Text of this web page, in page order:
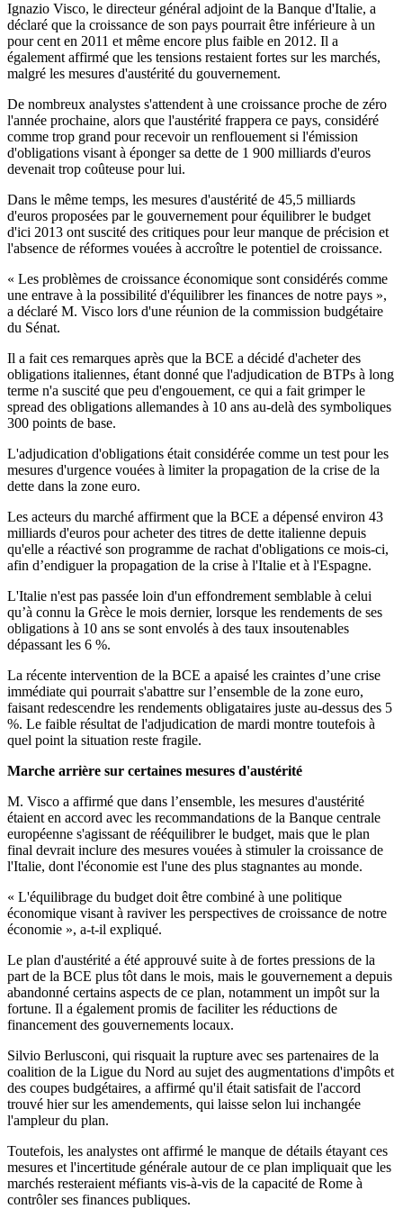
Ignazio Visco, le directeur général adjoint de la Banque d'Italie, a
déclaré que la croissance de son pays pourrait être inférieure à un
pour cent en 2011 et même encore plus faible en 2012. Il a
également affirmé que les tensions restaient fortes sur les marchés,
malgré les mesures d'austérité du gouvernement.
De nombreux analystes s'attendent à une croissance proche de zéro
l'année prochaine, alors que l'austérité frappera ce pays, considéré
comme trop grand pour recevoir un renflouement si l'émission
d'obligations visant à éponger sa dette de 1 900 milliards d'euros
devenait trop coûteuse pour lui.
Dans le même temps, les mesures d'austérité de 45,5 milliards
d'euros proposées par le gouvernement pour équilibrer le budget
d'ici 2013 ont suscité des critiques pour leur manque de précision et
l'absence de réformes vouées à accroître le potentiel de croissance.
« Les problèmes de croissance économique sont considérés comme
une entrave à la possibilité d'équilibrer les finances de notre pays »,
a déclaré M. Visco lors d'une réunion de la commission budgétaire
du Sénat.
Il a fait ces remarques après que la BCE a décidé d'acheter des
obligations italiennes, étant donné que l'adjudication de BTPs à long
terme n'a suscité que peu d'engouement, ce qui a fait grimper le
spread des obligations allemandes à 10 ans au-delà des symboliques
300 points de base.
L'adjudication d'obligations était considérée comme un test pour les
mesures d'urgence vouées à limiter la propagation de la crise de la
dette dans la zone euro.
Les acteurs du marché affirment que la BCE a dépensé environ 43
milliards d'euros pour acheter des titres de dette italienne depuis
qu'elle a réactivé son programme de rachat d'obligations ce mois-ci,
afin d’endiguer la propagation de la crise à l'Italie et à l'Espagne.
L'Italie n'est pas passée loin d'un effondrement semblable à celui
qu’à connu la Grèce le mois dernier, lorsque les rendements de ses
obligations à 10 ans se sont envolés à des taux insoutenables
dépassant les 6 %.
La récente intervention de la BCE a apaisé les craintes d’une crise
immédiate qui pourrait s'abattre sur l’ensemble de la zone euro,
faisant redescendre les rendements obligataires juste au-dessus des 5
%. Le faible résultat de l'adjudication de mardi montre toutefois à
quel point la situation reste fragile.
Marche arrière sur certaines mesures d'austérité
M. Visco a affirmé que dans l’ensemble, les mesures d'austérité
étaient en accord avec les recommandations de la Banque centrale
européenne s'agissant de rééquilibrer le budget, mais que le plan
final devrait inclure des mesures vouées à stimuler la croissance de
l'Italie, dont l'économie est l'une des plus stagnantes au monde.
« L'équilibrage du budget doit être combiné à une politique
économique visant à raviver les perspectives de croissance de notre
économie », a-t-il expliqué.
Le plan d'austérité a été approuvé suite à de fortes pressions de la
part de la BCE plus tôt dans le mois, mais le gouvernement a depuis
abandonné certains aspects de ce plan, notamment un impôt sur la
fortune. Il a également promis de faciliter les réductions de
financement des gouvernements locaux.
Silvio Berlusconi, qui risquait la rupture avec ses partenaires de la
coalition de la Ligue du Nord au sujet des augmentations d'impôts et
des coupes budgétaires, a affirmé qu'il était satisfait de l'accord
trouvé hier sur les amendements, qui laisse selon lui inchangée
l'ampleur du plan.
Toutefois, les analystes ont affirmé le manque de détails étayant ces
mesures et l'incertitude générale autour de ce plan impliquait que les
marchés resteraient méfiants vis-à-vis de la capacité de Rome à
contrôler ses finances publiques.